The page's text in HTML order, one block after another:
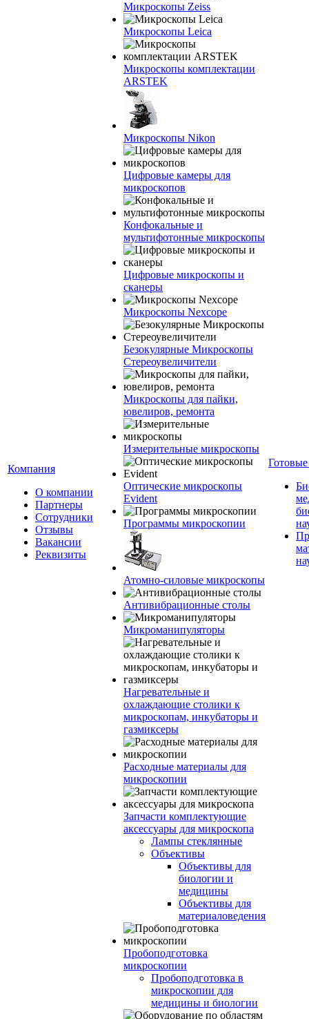
Компания
О компании
Партнеры
Сотрудники
Отзывы
Вакансии
Реквизиты
Микроскопы Zeiss
Микроскопы Leica
Микроскопы комплектации
ARSTEK
Микроскопы Nikon
Цифровые камеры для
микроскопов
Конфокальные и
мультифотонные микроскопы
Цифровые микроскопы и
сканеры
Микроскопы Nexcope
Безокулярные Микроскопы
Стереоувеличители
Микроскопы для пайки,
ювелиров, ремонта
Измерительные микроскопы
Оптические микроскопы
Evident
Программы микроскопии
Атомно-силовые микроскопы
Антивибрационные столы
Микроманипуляторы
Нагревательные и
охлаждающие столики к
микроскопам, инкубаторы и
газмиксеры
Расходные материалы для
микроскопии
Запчасти комплектующие
аксессуары для микроскопа
Лампы стеклянные
Объективы
Объективы для
биологии и
медицины
Объективы для
материаловедения
Пробоподготовка
микроскопии
Пробоподготовка в
микроскопии для
медицины и биологии